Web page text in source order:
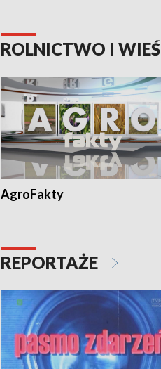
ROLNICTWO I WIEŚ
AgroFakty
REPORTAŻE